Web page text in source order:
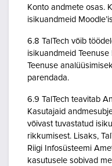
Konto andmete osas.
isikuandmeid
6.8 TalTech võib
isikuandmeid
Teenuse
parendada.
6.9 TalTech teavitab
Kasutajaid
võivast tuvastatud
rikkumisest. Lisaks,
Riigi Infosüsteemi
kasutusele sobivad